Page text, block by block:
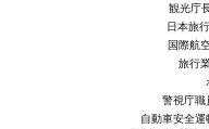
観光庁
日本旅
国際航
旅行
警視庁職
自動車安全